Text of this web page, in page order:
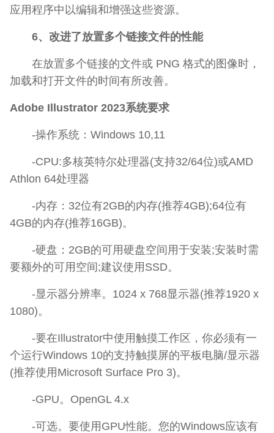
应用程序中以编辑和增强这些资源。
6、改进了放置多个链接文件的性能
在放置多个链接的文件或 PNG 格式的图像时，
加载和打开文件的时间有所改善。
Adobe Illustrator 2023系统要求
-操作系统：Windows 10,11
-CPU:多核英特尔处理器(支持32/64位)或AMD
Athlon 64处理器
-内存：32位有2GB的内存(推荐4GB);64位有
4GB的内存(推荐16GB)。
-硬盘：2GB的可用硬盘空间用于安装;安装时需
要额外的可用空间;建议使用SSD。
-显示器分辨率。1024 x 768显示器(推荐1920 x
1080)。
-要在Illustrator中使用触摸工作区，你必须有一
个运行Windows 10的支持触摸屏的平板电脑/显示器
(推荐使用Microsoft Surface Pro 3)。
-GPU。OpenGL 4.x
-可选。要使用GPU性能。您的Windows应该有